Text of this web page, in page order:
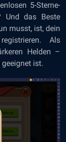
5-Sterne-
Und das Beste
musst, ist, dein
Als
Helden –
ist.